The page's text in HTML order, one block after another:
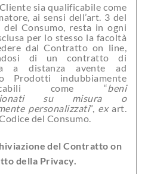
ai sensi dell’art. 3 del
del Consumo, resta in ogni
per lo stesso la facoltà
dal Contratto on line,
di un contratto di
a distanza avente ad
Prodotti indubbiamente
come “beni
su misura o
personalizzati”, exart.
del Consumo.
della Privacy.